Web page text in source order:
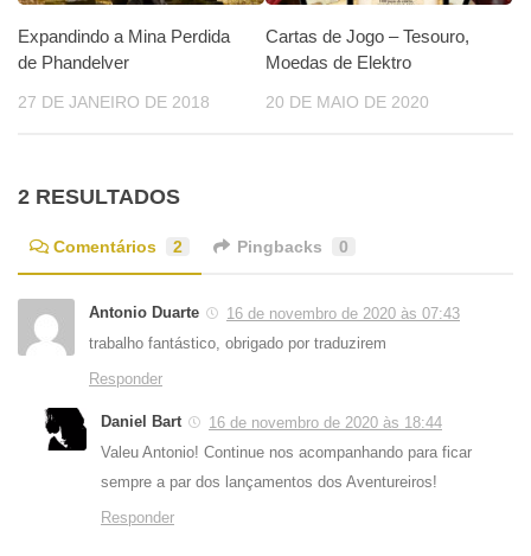
Expandindo a Mina Perdida
de Phandelver
27 DE JANEIRO DE 2018
Cartas de Jogo – Tesouro,
Moedas de Elektro
20 DE MAIO DE 2020
2 RESULTADOS
Comentários 2 Pingbacks 0
Antonio Duarte
16 de novembro de 2020 às 07:43
trabalho fantástico, obrigado por traduzirem
Responder
Daniel Bart
16 de novembro de 2020 às 18:44
Valeu Antonio! Continue nos acompanhando para ficar
sempre a par dos lançamentos dos Aventureiros!
Responder